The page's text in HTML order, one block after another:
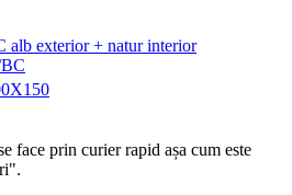
alb exterior + natur interior
face prin curier rapid așa cum este